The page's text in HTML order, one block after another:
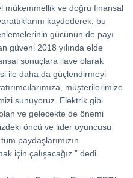
mükemmellik ve doğru finansal
kaydederek, bu
gücünün de payı
güveni 2018 yılında elde
sonuçlara ilave olarak
ile daha da güçlendirmeyi
müşterilerimize
sunuyoruz. Elektrik gibi
ve gelecekte de önemi
öncü ve lider oyuncusu
paydaşlarımızın
için çalışacağız.” dedi.